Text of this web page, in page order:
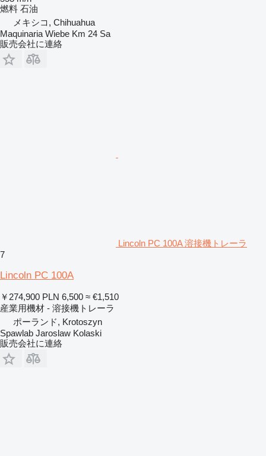
燃料 石油
メキシコ, Chihuahua
Maquinaria Wiebe Km 24 Sa
販売会社に連絡
Lincoln PC 100A 溶接機トレーラ
7
Lincoln PC 100A
￥274,900 PLN 6,500 ≈ €1,510
産業用機材 - 溶接機トレーラ
ポーランド, Krotoszyn
Spawlab Jaroslaw Kolaski
販売会社に連絡